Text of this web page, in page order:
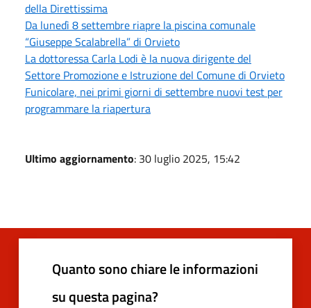
della Direttissima
Da lunedì 8 settembre riapre la piscina comunale
“Giuseppe Scalabrella” di Orvieto
La dottoressa Carla Lodi è la nuova dirigente del
Settore Promozione e Istruzione del Comune di Orvieto
Funicolare, nei primi giorni di settembre nuovi test per
programmare la riapertura
Ultimo aggiornamento: 30 luglio 2025, 15:42
Quanto sono chiare le informazioni
su questa pagina?